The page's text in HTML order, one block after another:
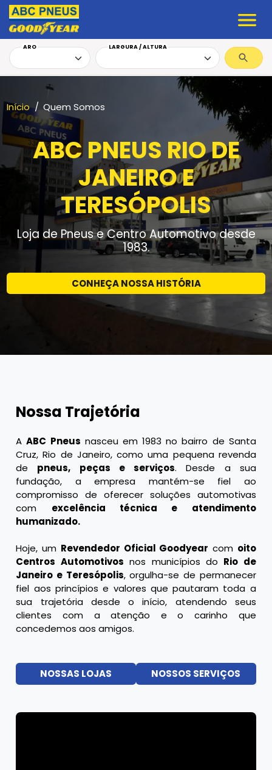
ARO LARGURA / ALTURA
Início Quem Somos
ABC PNEUS RIO DE
JANEIRO E
TERESÓPOLIS
Loja de Pneus e Centro Automotivo desde
1983.
CONHEÇA NOSSA HISTÓRIA
Nossa Trajetória
AABC Pneus nasceu em 1983 no bairro de Santa
Cruz, Rio de Janeiro, como uma pequena revenda
de pneus, peças e serviços. Desde a sua
fundação, a empresa mantém-se fiel ao
compromisso de oferecer soluções automotivas
com excelência técnica e atendimento
humanizado.
Hoje, um Revendedor Oficial Goodyear com oito
Centros Automotivos nos municípios do Rio de
Janeiro e Teresópolis, orgulha-se de permanecer
fiel aos princípios e valores que pautaram toda a
sua trajetória desde o início, atendendo seus
clientes com a atenção e o carinho que
concedemos aos amigos.
NOSSAS LOJAS NOSSOS SERVIÇOS